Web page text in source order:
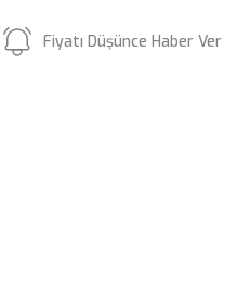
Fiyatı Düşünce Haber Ver